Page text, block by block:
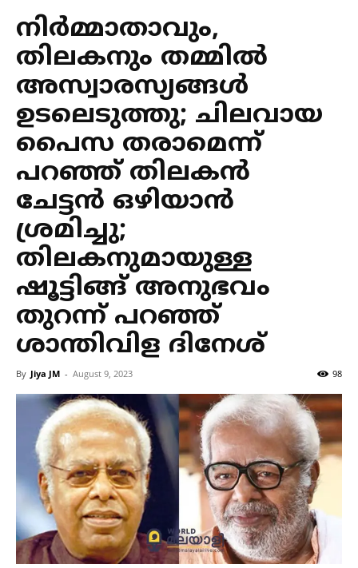
നിർമ്മാതാവും,
തിലകനും തമ്മിൽ
അസ്വാരസ്യങ്ങൾ
ഉടലെടുത്തു; ചിലവായ
പൈസ തരാമെന്ന്
പറഞ്ഞ് തിലകൻ
ചേട്ടൻ ഒഴിയാൻ
ശ്രമിച്ചു;
തിലകനുമായുള്ള
ഷൂട്ടിങ്ങ് അനുഭവം
തുറന്ന് പറഞ്ഞ്
ശാന്തിവിള ദിനേശ്‌
By Jiya JM - August 9, 2023 98